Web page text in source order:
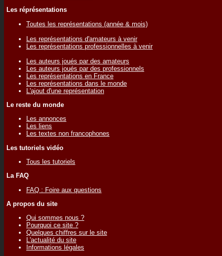
Les réprésentations
Toutes les représentations (année & mois)
Les représentations d'amateurs à venir
Les représentations professionnelles à venir
Les auteurs joués par des amateurs
Les auteurs joués par des professionnels
Les représentations en France
Les représentations dans le monde
L'ajout d'une représentation
Le reste du monde
Les annonces
Les liens
Les textes non francophones
Les tutoriels vidéo
Tous les tutoriels
La FAQ
FAQ : Foire aux questions
A propos du site
Qui sommes nous ?
Pourquoi ce site ?
Quelques chiffres sur le site
L'actualité du site
Informations légales